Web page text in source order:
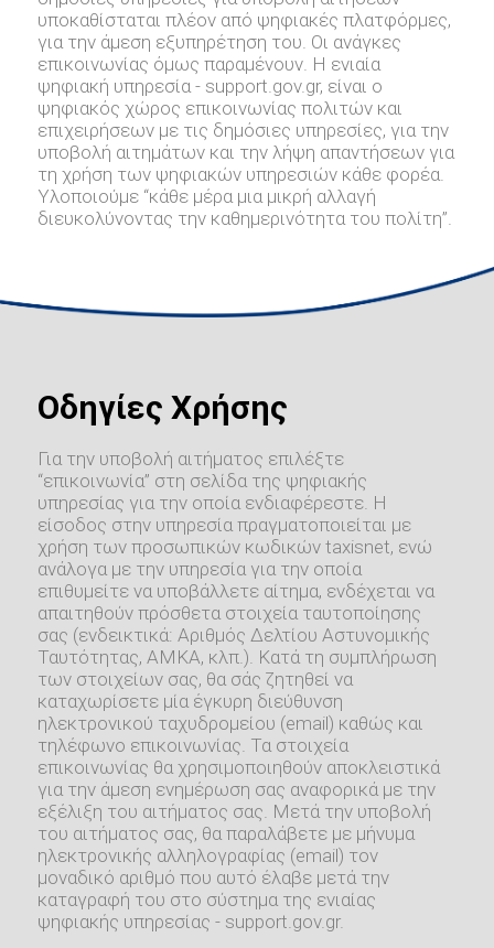
υποκαθίσταται πλέον από ψηφιακές πλατφόρμες,
για την άμεση εξυπηρέτηση του. Οι ανάγκες
επικοινωνίας όμως παραμένουν. Η ενιαία
ψηφιακή υπηρεσία - support.gov.gr, είναι ο
ψηφιακός χώρος επικοινωνίας πολιτών και
επιχειρήσεων με τις δημόσιες υπηρεσίες, για την
υποβολή αιτημάτων και την λήψη απαντήσεων για
τη χρήση των ψηφιακών υπηρεσιών κάθε φορέα.
Υλοποιούμε “κάθε μέρα μια μικρή αλλαγή
διευκολύνοντας την καθημερινότητα του πολίτη”.
Οδηγίες Χρήσης
Για την υποβολή αιτήματος επιλέξτε
“επικοινωνία” στη σελίδα της ψηφιακής
υπηρεσίας για την οποία ενδιαφέρεστε. Η
είσοδος στην υπηρεσία πραγματοποιείται με
χρήση των προσωπικών κωδικών taxisnet, ενώ
ανάλογα με την υπηρεσία για την οποία
επιθυμείτε να υποβάλλετε αίτημα, ενδέχεται να
απαιτηθούν πρόσθετα στοιχεία ταυτοποίησης
σας (ενδεικτικά: Αριθμός Δελτίου Αστυνομικής
Ταυτότητας, ΑΜΚΑ, κλπ.). Κατά τη συμπλήρωση
των στοιχείων σας, θα σάς ζητηθεί να
καταχωρίσετε μία έγκυρη διεύθυνση
ηλεκτρονικού ταχυδρομείου (email) καθώς και
τηλέφωνο επικοινωνίας. Τα στοιχεία
επικοινωνίας θα χρησιμοποιηθούν αποκλειστικά
για την άμεση ενημέρωση σας αναφορικά με την
εξέλιξη του αιτήματος σας. Μετά την υποβολή
του αιτήματος σας, θα παραλάβετε με μήνυμα
ηλεκτρονικής αλληλογραφίας (email) τον
μοναδικό αριθμό που αυτό έλαβε μετά την
καταγραφή του στο σύστημα της ενιαίας
ψηφιακής υπηρεσίας - support.gov.gr.